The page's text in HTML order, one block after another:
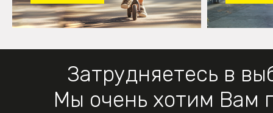
Затрудняетесь в
Мы очень хотим Вам